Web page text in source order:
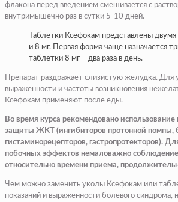
флакона перед введением смешивается с
внутримышечно раз в сутки 5-10 дней.
Таблетки Ксефокам представлены
и 8 мг. Первая форма чаще назначается
таблетки 8 мг – два раза в день.
Препарат раздражает слизистую желудка. Для
выраженности и частоты возникновения
Ксефокам применяют после еды.
Во время курса рекомендовано использование
защиты ЖКТ (ингибиторов протонной помпы,
гистаминорецепторов, гастропротекторов).
побочных эффектов немаловажно
относительно времени приема,
Чем можно заменить уколы Ксефокам или
показаний и выраженности болевого синдрома,